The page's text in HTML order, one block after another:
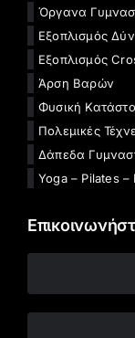
Όργανα
Εξοπλισμός
Εξοπλισμός
Άρση Βαρών
Φυσική
Πολεμικές
Δάπεδα
Yoga – Pilates –